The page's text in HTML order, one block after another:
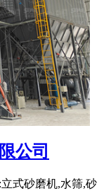
公司
式砂磨机,水筛,砂